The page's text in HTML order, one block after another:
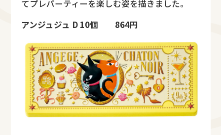
てプレパーティーを楽しむ姿を描きました。
アンジュジュ D 10個 864円